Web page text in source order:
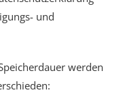
und
werden